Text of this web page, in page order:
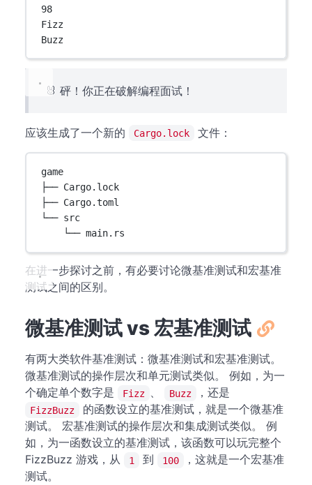
98
Fizz
Buzz
🐰 砰！你正在破解编程面试！
应该生成了一个新的 Cargo.lock 文件：
game
├── Cargo.lock
├── Cargo.toml
└── src
└── main.rs
在进一步探讨之前，有必要讨论微基准测试和宏基准
测试之间的区别。
微基准测试 vs 宏基准测试
有两大类软件基准测试：微基准测试和宏基准测试。
微基准测试的操作层次和单元测试类似。 例如，为一
个确定单个数字是
Fizz 、 Buzz ，还是
FizzBuzz
的函数设立的基准测试，就是一个微基准
测试。 宏基准测试的操作层次和集成测试类似。 例
如，为一函数设立的基准测试，该函数可以玩完整个
FizzBuzz 游戏，从
1 到 100
，这就是一个宏基准
测试。